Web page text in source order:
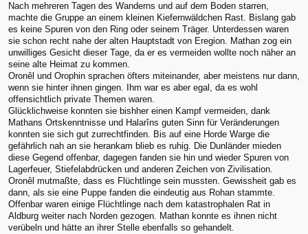
Nach mehreren Tagen des Wanderns und auf dem Boden starren,
machte die Gruppe an einem kleinen Kiefernwäldchen Rast. Bislang gab
es keine Spuren von den Ring oder seinem Träger. Unterdessen waren
sie schon recht nahe der alten Hauptstadt von Eregion. Mathan zog ein
unwilliges Gesicht dieser Tage, da er es vermeiden wollte noch näher an
seine alte Heimat zu kommen.
Oronêl und Orophin sprachen öfters miteinander, aber meistens nur dann,
wenn sie hinter ihnen gingen. Ihm war es aber egal, da es wohl
offensichtlich private Themen waren.
Glücklichweise konnten sie bishher einen Kampf vermeiden, dank
Mathans Ortskenntnisse und Halarîns guten Sinn für Veränderungen
konnten sie sich gut zurrechtfinden. Bis auf eine Horde Warge die
gefährlich nah an sie herankam blieb es ruhig. Die Dunländer mieden
diese Gegend offenbar, dagegen fanden sie hin und wieder Spuren von
Lagerfeuer, Stiefelabdrücken und anderen Zeichen von Zivilisation.
Oronêl mutmaßte, dass es Flüchtlinge sein mussten. Gewissheit gab es
dann, als sie eine Puppe fanden die eindeutig aus Rohan stammte.
Offenbar waren einige Flüchtlinge nach dem katastrophalen Rat in
Aldburg weiter nach Norden gezogen. Mathan konnte es ihnen nicht
verübeln und hätte an ihrer Stelle ebenfalls so gehandelt.